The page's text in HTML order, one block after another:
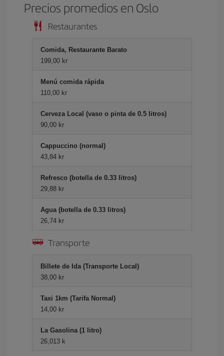
Precios promedios en Oslo
Restaurantes
Comida, Restaurante Barato
199,00 kr
Menú comida rápida
110,00 kr
Cerveza Local (vaso o pinta de 0.5 litros)
90,00 kr
Cappuccino (normal)
43,84 kr
Refresco (botella de 0.33 litros)
29,88 kr
Agua (botella de 0.33 litros)
26,74 kr
Transporte
Billete de Ida (Transporte Local)
38,00 kr
Taxi 1km (Tarifa Normal)
14,00 kr
La Gasolina (1 litro)
26,013 k